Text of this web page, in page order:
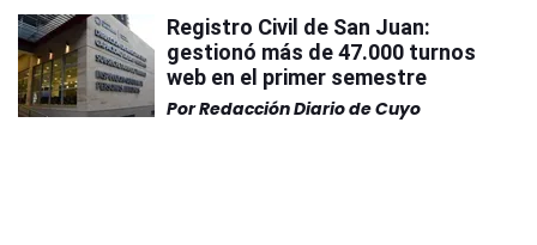
Registro Civil de San Juan:
gestionó más de 47.000 turnos
web en el primer semestre
PorRedacción Diario de Cuyo